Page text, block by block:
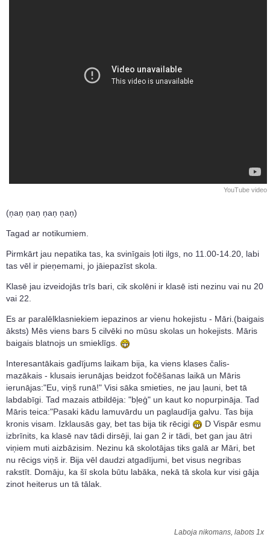
YouTube video
(ņaņ ņaņ ņaņ ņaņ)
Tagad ar notikumiem.
Pirmkārt jau nepatika tas, ka svinīgais ļoti ilgs, no 11.00-14.20, labi
tas vēl ir pieņemami, jo jāiepazīst skola.
Klasē jau izveidojās trīs bari, cik skolēni ir klasē isti nezinu vai nu 20
vai 22.
Es ar paralēlklasniekiem iepazinos ar vienu hokejistu - Māri.(baigais
āksts) Mēs viens bars 5 cilvēki no mūsu skolas un hokejists. Māris
baigais blatnojs un smieklīgs.
Interesantākais gadījums laikam bija, ka viens klases čalis-
mazākais - klusais ierunājas beidzot fočēšanas laikā un Māris
ierunājas:"Eu, viņš runā!" Visi sāka smieties, ne jau ļauni, bet tā
labdabīgi. Tad mazais atbildēja: "bļeģ" un kaut ko nopurpināja. Tad
Māris teica:"Pasaki kādu lamuvārdu un paglaudīja galvu. Tas bija
kronis visam. Izklausās gay, bet tas bija tik rēcigi
D Vispār esmu
izbrīnits, ka klasē nav tādi dirsēji, lai gan 2 ir tādi, bet gan jau ātri
viņiem muti aizbāzisim. Nezinu kā skolotājas tiks galā ar Māri, bet
nu rēcigs viņš ir. Bija vēl daudzi atgadījumi, bet visus negribas
rakstīt. Domāju, ka šī skola būtu labāka, nekā tā skola kur visi gāja
zinot heiterus un tā tālak.
Laboja nikomans, labots 1x